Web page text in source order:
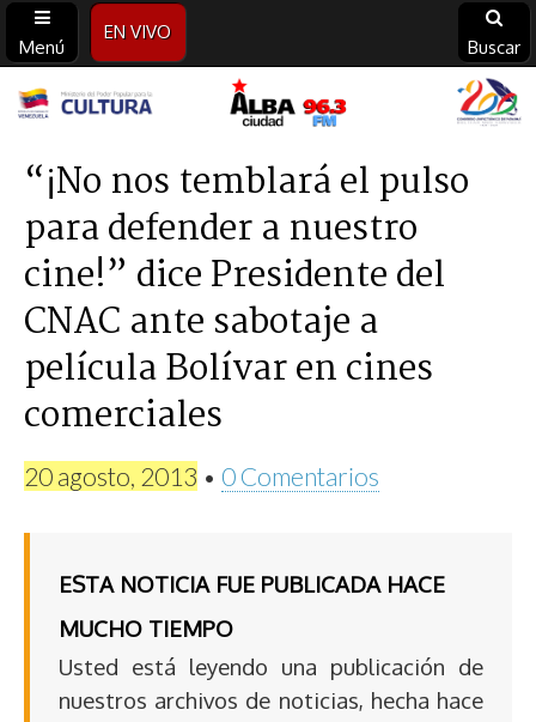
Menú
EN VIVO
Buscar
Alba
Ciudad
96.3
FM
“¡No nos temblará el pulso
para defender a nuestro
cine!” dice Presidente del
CNAC ante sabotaje a
película Bolívar en cines
comerciales
20 agosto, 2013 • 0 Comentarios
ESTA NOTICIA FUE PUBLICADA HACE
MUCHO TIEMPO
Usted está leyendo una publicación de
nuestros archivos de noticias, hecha hace